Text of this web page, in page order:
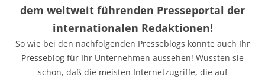
dem weltweit führenden Presseportal der
internationalen Redaktionen!
So wie bei den nachfolgenden Presseblogs könnte auch Ihr
Presseblog für Ihr Unternehmen aussehen! Wussten sie
schon, daß die meisten Internetzugriffe, die auf